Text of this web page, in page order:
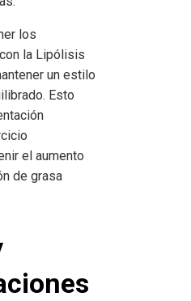
los
la Lipólisis
un estilo
Esto
el aumento
de grasa